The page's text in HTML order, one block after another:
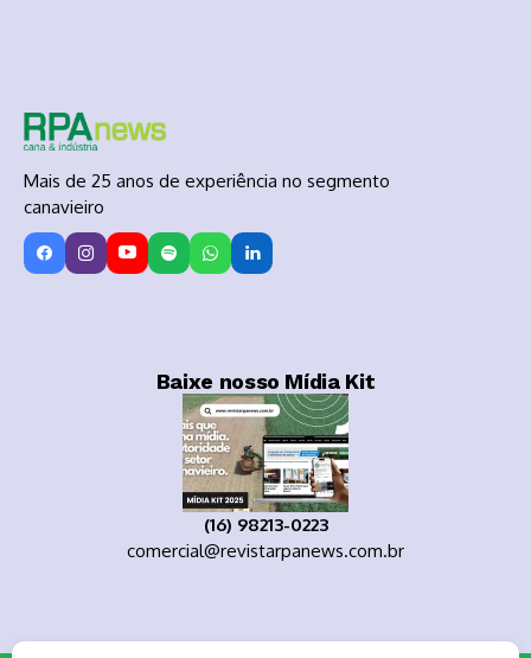
Mais de 25 anos de experiência no segmento
canavieiro
Baixe nosso Mídia Kit
(16) 98213-0223
comercial@revistarpanews.com.br